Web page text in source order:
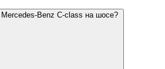
Benz C-class на шосе?